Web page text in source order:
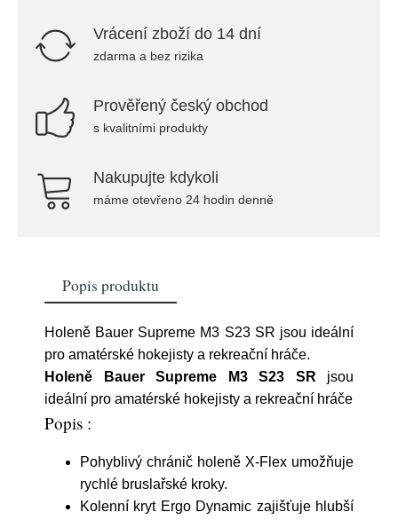
Vrácení zboží do 14 dní
zdarma a bez rizika
Prověřený český obchod
s kvalitními produkty
Nakupujte kdykoli
máme otevřeno 24 hodin denně
Popis produktu
Holeně Bauer Supreme M3 S23 SR jsou ideální
pro amatérské hokejisty a rekreační hráče.
Holeně Bauer Supreme M3 S23 SR jsou
ideální pro amatérské hokejisty a rekreační hráče
Popis :
Pohyblivý chránič holeně X-Flex umožňuje
rychlé bruslařské kroky.
Kolenní kryt Ergo Dynamic zajišťuje hlubší